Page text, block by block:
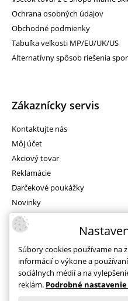
Ochrana osobných údajov
Obchodné podmienky
Tabuľka veľkosti MP/EU/UK/US
Alternatívny spôsob riešenia
Zákaznícky servis
Kontaktujte nás
Môj účet
Akciový tovar
Reklamácie
Darčekové poukážky
Novinky
Mapa stránok
Facebook
Súbory cookies používame na
informácií o výkone a
sociálnych médií a na
reklám. Podrobné